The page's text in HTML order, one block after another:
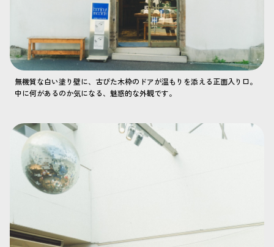
無機質な白い塗り壁に、古びた木枠のドアが温もりを添える正面入り口。
中に何があるのか気になる、魅惑的な外観です。